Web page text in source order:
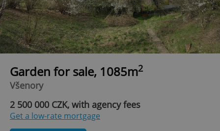
Garden for sale, 1085m2
Všenory
2 500 000 CZK, with agency fees
Get a low-rate mortgage